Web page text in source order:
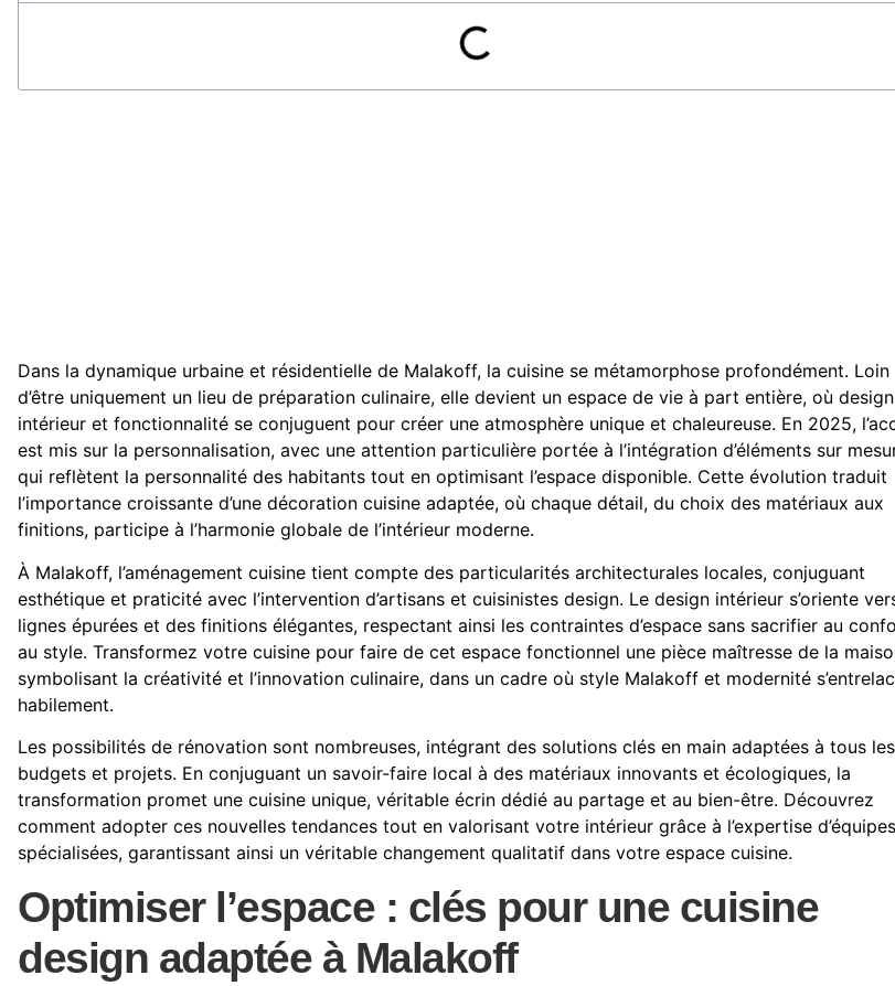
Dans la dynamique urbaine et résidentielle de Malakoff, la cuisine se métamorphose profondément. Loin
d’être uniquement un lieu de préparation culinaire, elle devient un espace de vie à part entière, où design
intérieur et fonctionnalité se conjuguent pour créer une atmosphère unique et chaleureuse. En 2025,
est mis sur la personnalisation, avec une attention particulière portée à l’intégration d’éléments sur
qui reflètent la personnalité des habitants tout en optimisant l’espace disponible. Cette évolution traduit
l’importance croissante d’une décoration cuisine adaptée, où chaque détail, du choix des matériaux aux
finitions, participe à l’harmonie globale de l’intérieur moderne.
À Malakoff, l’aménagement cuisine tient compte des particularités architecturales locales, conjuguant
esthétique et praticité avec l’intervention d’artisans et cuisinistes design. Le design intérieur s’oriente
lignes épurées et des finitions élégantes, respectant ainsi les contraintes d’espace sans sacrifier au
au style. Transformez votre cuisine pour faire de cet espace fonctionnel une pièce maîtresse de la
symbolisant la créativité et l’innovation culinaire, dans un cadre où style Malakoff et modernité
habilement.
Les possibilités de rénovation sont nombreuses, intégrant des solutions clés en main adaptées à tous les
budgets et projets. En conjuguant un savoir-faire local à des matériaux innovants et écologiques, la
transformation promet une cuisine unique, véritable écrin dédié au partage et au bien-être. Découvrez
comment adopter ces nouvelles tendances tout en valorisant votre intérieur grâce à l’expertise d’équipes
spécialisées, garantissant ainsi un véritable changement qualitatif dans votre espace cuisine.
Optimiser l’espace : clés pour une cuisine
design adaptée à Malakoff